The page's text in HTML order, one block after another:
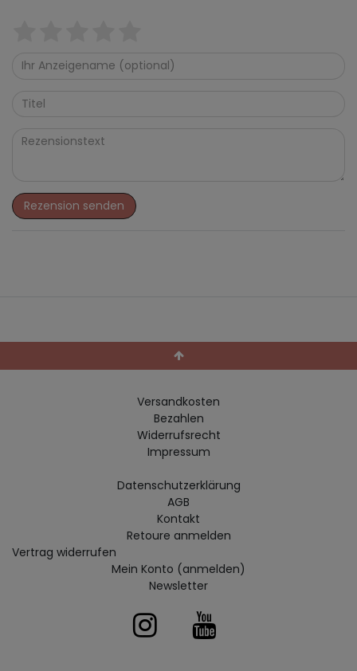
Rezension senden
Versandkosten
Bezahlen
Widerrufs­recht
Impressum
Daten­schutz­erklärung
AGB
Kontakt
Retoure anmelden
Vertrag widerrufen
Mein Konto (anmelden)
Newsletter